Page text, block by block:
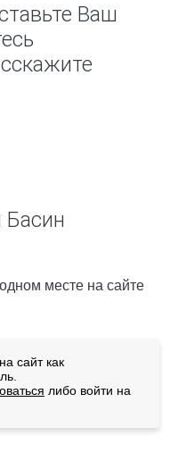
Ваш
Басин
месте на сайте
сайт как
либо войти на